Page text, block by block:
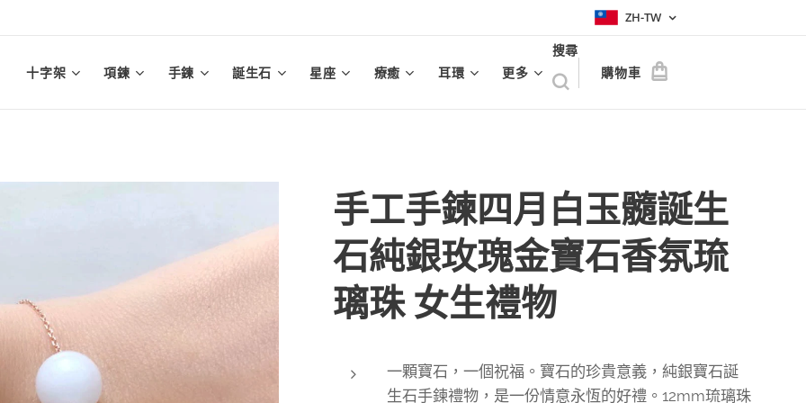
ZH-TW
十字架 項鍊 手鍊 誕生石 星座 療癒 耳環 更多
搜尋
購物車
手工手鍊四月白玉髓誕生
石純銀玫瑰金寶石香氛琉
璃珠 女生禮物
一顆寶石，一個祝福。寶石的珍貴意義，純銀寶石誕
生石手鍊禮物，是一份情意永恆的好禮。12mm琉璃珠